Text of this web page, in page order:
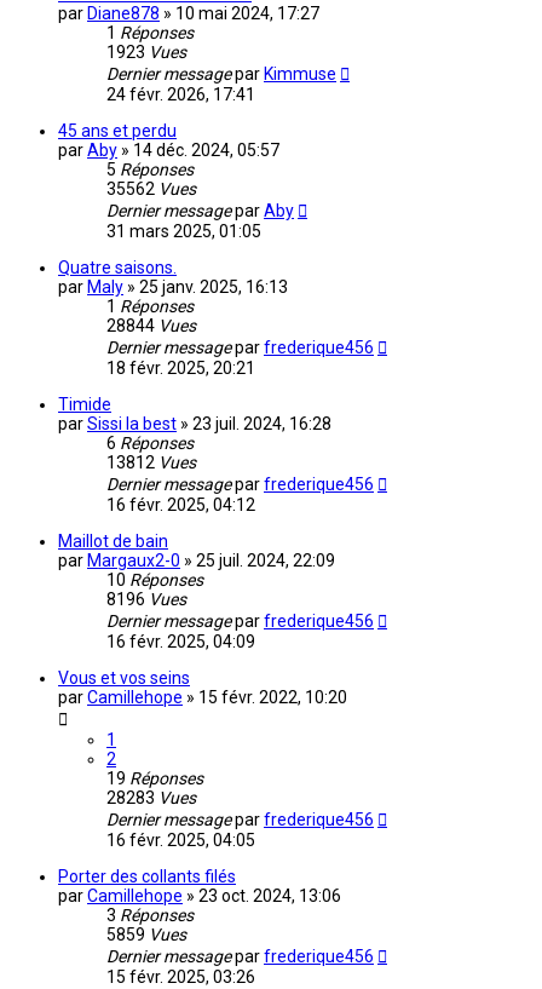
par Diane878 » 10 mai 2024, 17:27
1 Réponses
1923 Vues
Dernier messagepar Kimmuse
24 févr. 2026, 17:41
45 ans et perdu
parAby » 14 déc. 2024, 05:57
5 Réponses
35562 Vues
Dernier messageparAby
31 mars 2025, 01:05
Quatre saisons.
par Maly » 25 janv. 2025, 16:13
1 Réponses
28844 Vues
Dernier messageparfrederique456
18 févr. 2025, 20:21
Timide
parSissi la best » 23 juil. 2024, 16:28
6 Réponses
13812 Vues
Dernier messageparfrederique456
16 févr. 2025, 04:12
Maillot de bain
par Margaux2-0 » 25 juil. 2024, 22:09
10 Réponses
8196 Vues
Dernier messageparfrederique456
16 févr. 2025, 04:09
Vous et vos seins
parCamillehope » 15 févr. 2022, 10:20
1
2
19 Réponses
28283 Vues
Dernier messageparfrederique456
16 févr. 2025, 04:05
Porter des collants filés
parCamillehope » 23 oct. 2024, 13:06
3 Réponses
5859 Vues
Dernier messageparfrederique456
15 févr. 2025, 03:26